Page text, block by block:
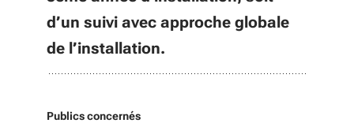
d’un suivi avec approche globale
de l’installation.
Publics concernés